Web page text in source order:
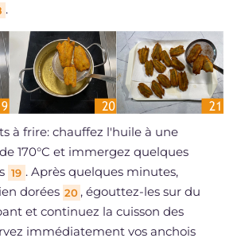
.
à frire: chauffez l'huile à une
170°C et immergez quelques
19 . Après quelques minutes,
dorées 20 , égouttez-les sur du
et continuez la cuisson des
immédiatement vos anchois